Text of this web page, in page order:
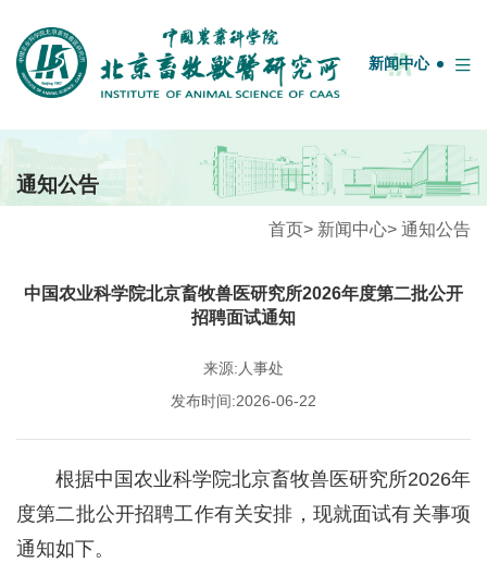
首页
牧医概况
人才队伍
研究生教育
党群工作
新闻中心
通知公告
首页> 新闻中心> 通知公告
中国农业科学院北京畜牧兽医研究所2026年度第二批公开
招聘面试通知
来源:人事处
发布时间:2026-06-22
根据中国农业科学院北京畜牧兽医研究所2026年
度第二批公开招聘工作有关安排，现就面试有关事项
通知如下。